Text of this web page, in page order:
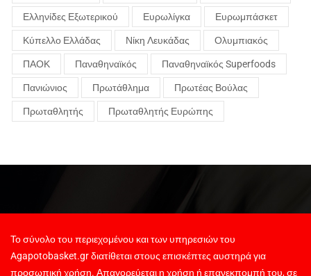
Ελληνίδες Εξωτερικού Ευρωλίγκα Ευρωμπάσκετ
Κύπελλο Ελλάδας Νίκη Λευκάδας Ολυμπιακός
ΠΑΟΚ Παναθηναϊκός Παναθηναϊκός Superfoods
Πανιώνιος Πρωτάθλημα Πρωτέας Βούλας
Πρωταθλητής Πρωταθλητής Ευρώπης
Το σύνολο του περιεχομένου και των υπηρεσιών του
Agapotobasket.gr διατίθεται στους επισκέπτες αυστηρά για
προσωπική χρήση. Απαγορεύεται η χρήση ή επανεκπομπή του, σε